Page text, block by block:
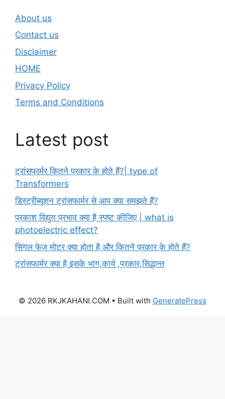
About us
Contact us
Disclaimer
HOME
Privacy Policy
Terms and Conditions
Latest post
ट्रांसफार्मर कितने प्रकार के होते हैं?| type of
Transformers
डिस्ट्रीब्यूशन ट्रांसफार्मर से आप क्या समझते हैं?
प्रकाश विद्युत प्रभाव क्या है स्पष्ट कीजिए | what is
photoelectric effect?
सिंगल फेज मोटर क्या होता है और कितने प्रकार के होते हैं?
ट्रांसफार्मर क्या है इसके भाग,कार्य ,प्रकार,सिद्धान्त
© 2026 RKJKAHANI.COM • Built with GeneratePress